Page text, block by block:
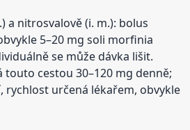
a nitrosvalově (i. m.): bolus
5–20 mg soli morfinia
se může dávka lišit.
touto cestou 30–120 mg denně;
rychlost určená lékařem, obvykle